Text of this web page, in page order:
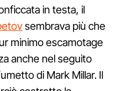
in testa, il
sembrava più che
minimo escamotage
anche nel seguito
di Mark Millar. Il